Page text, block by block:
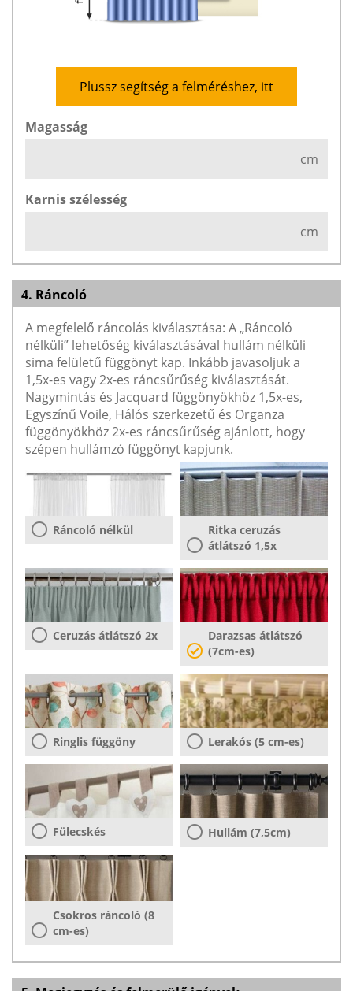
Plussz segítség a felméréshez, itt
Magasság
cm
Karnis szélesség
cm
4. Ráncoló
A megfelelő ráncolás kiválasztása: A „Ráncoló
nélküli” lehetőség kiválasztásával hullám nélküli
sima felületű függönyt kap. Inkább javasoljuk a
1,5x-es vagy 2x-es ráncsűrűség kiválasztását.
Nagymintás és Jacquard függönyökhöz 1,5x-es,
Egyszínű Voile, Hálós szerkezetű és Organza
függönyökhöz 2x-es ráncsűrűség ajánlott, hogy
szépen hullámzó függönyt kapjunk.
Ráncoló nélkül
Ritka ceruzás
átlátszó 1,5x
Ceruzás átlátszó 2x
Darazsas átlátszó
(7cm-es)
Ringlis függöny Lerakós (5 cm-es)
Fülecskés Hullám (7,5cm)
Csokros ráncoló (8
cm-es)